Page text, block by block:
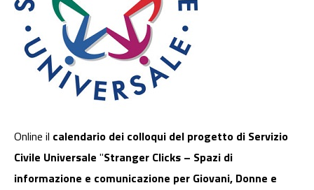
Online il calendario dei colloqui del progetto di Servizio
Civile Universale "Stranger Clicks – Spazi di
informazione e comunicazione per Giovani, Donne e